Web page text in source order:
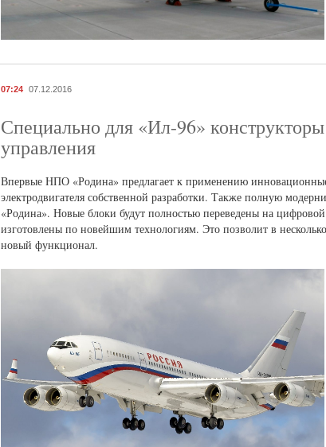
07:24 07.12.2016
Специально для «Ил-96»
управления
Впервые НПО «Родина» предлагает к применению
электродвигателя собственной разработки. Также полную
«Родина». Новые блоки будут полностью переведены на
изготовлены по новейшим технологиям. Это позволит в
новый функционал.